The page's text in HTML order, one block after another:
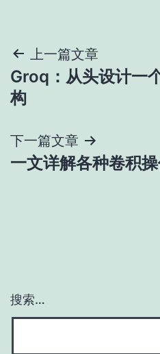
文
章
航
上一篇文章
Groq：从头设计一
构
下一篇文章
一文详解各种卷积
搜索…